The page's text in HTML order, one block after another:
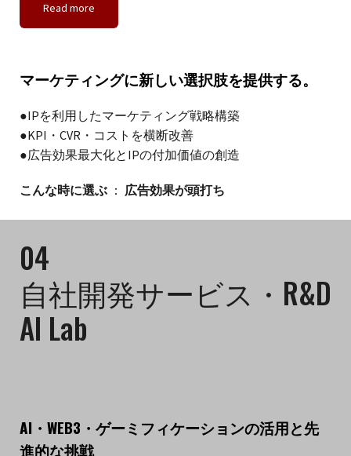
Read more
マーケティングに新しい選択肢を提供する。
●IPを利用したマーケティング戦略構築
●KPI・CVR・コストを横断改善
●広告効果最大化とIPの付加価値の創造
こんな時に選ぶ ： 広告効果が頭打ち
04
自社開発サービス・R&D
AI Lab
AI・WEB3・ゲーミフィケーションの活用と先
進的な挑戦